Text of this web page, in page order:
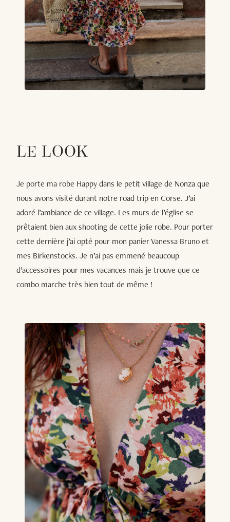
LE LOOK
Je porte ma robe Happy dans le petit village de Nonza que
nous avons visité durant notre road trip en Corse. J’ai
adoré l’ambiance de ce village. Les murs de l’église se
prêtaient bien aux shooting de cette jolie robe. Pour porter
cette dernière j’ai opté pour mon panier Vanessa Bruno et
mes Birkenstocks. Je n’ai pas emmené beaucoup
d’accessoires pour mes vacances mais je trouve que ce
combo marche très bien tout de même !